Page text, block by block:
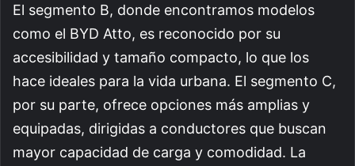
El segmento B, donde encontramos modelos
como el BYD Atto, es reconocido por su
accesibilidad y tamaño compacto, lo que los
hace ideales para la vida urbana. El segmento C,
por su parte, ofrece opciones más amplias y
equipadas, dirigidas a conductores que buscan
mayor capacidad de carga y comodidad. La